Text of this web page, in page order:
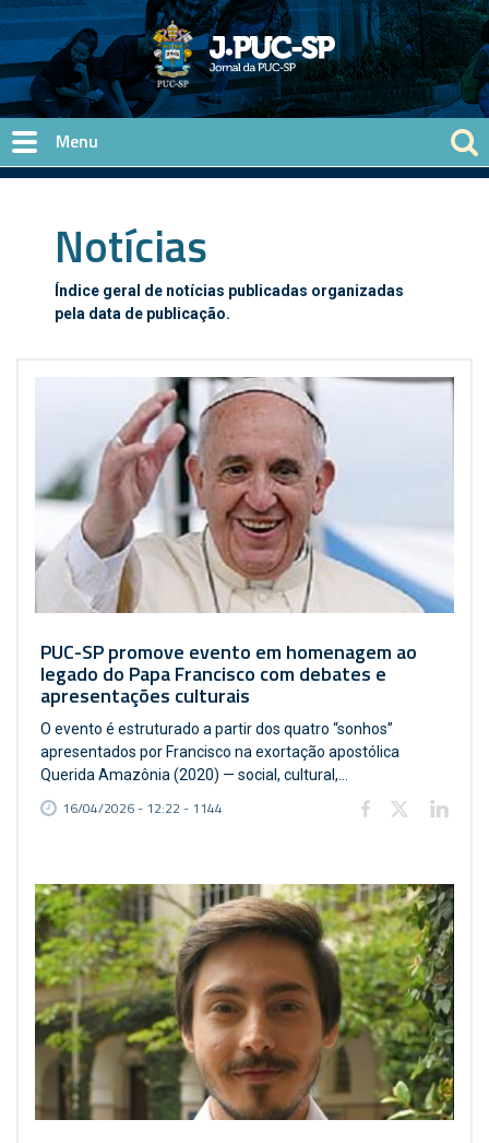
Pular para o conteúdo principal
Notícias
Índice geral de notícias publicadas organizadas
pela data de publicação.
PUC-SP promove evento em homenagem ao
legado do Papa Francisco com debates e
apresentações culturais
O evento é estruturado a partir dos quatro “sonhos”
apresentados por Francisco na exortação apostólica
Querida Amazônia (2020) — social, cultural,...
16/04/2026 - 12:22 - 1144